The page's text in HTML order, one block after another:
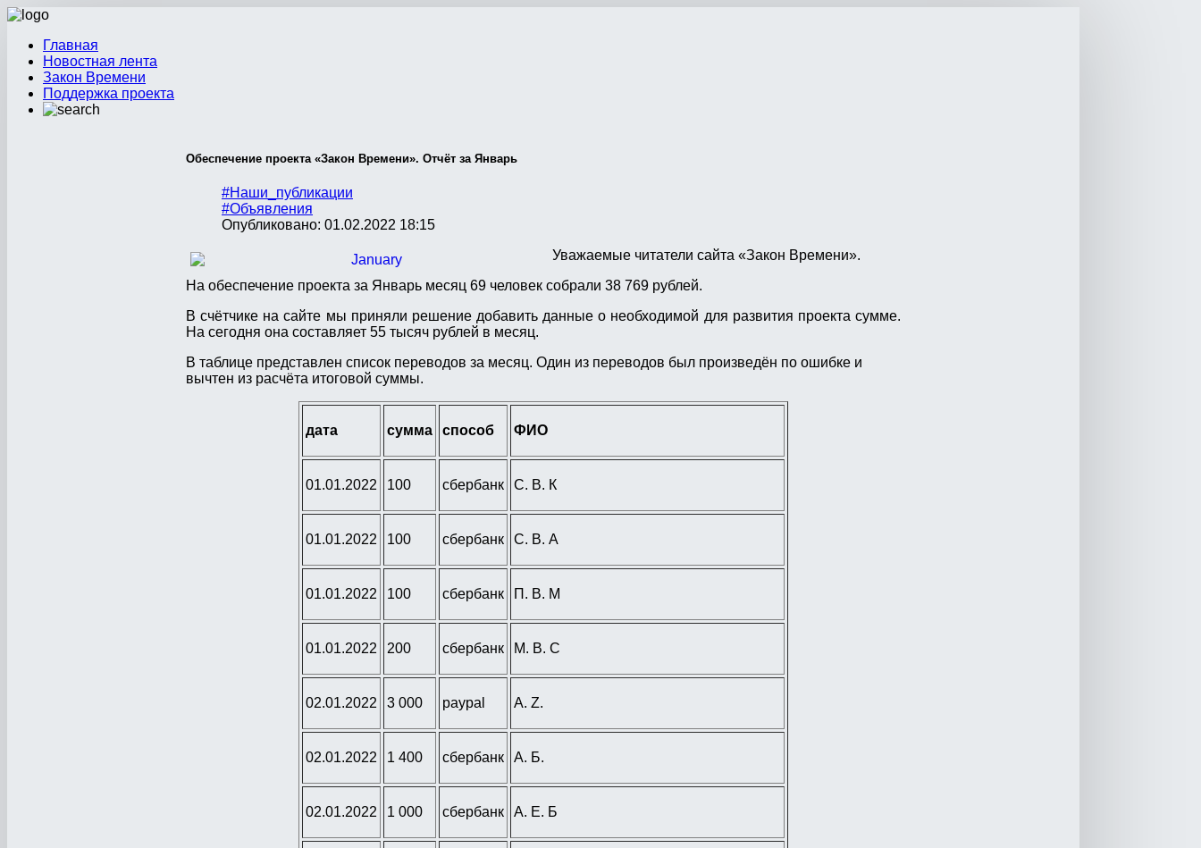
Главная
Новостная лента
Закон Времени
Поддержка проекта
Обеспечение проекта «Закон Времени». Отчёт за Январь
#Наши_публикации
#Объявления
Опубликовано: 01.02.2022 18:15
Уважаемые читатели сайта «Закон Времени».
На обеспечение проекта за Январь месяц 69 человек собрали 38 769 рублей.
В счётчике на сайте мы приняли решение добавить данные о необходимой для развития проекта сумме.
На сегодня она составляет 55 тысяч рублей в месяц.
В таблице представлен список переводов за месяц. Один из переводов был произведён по ошибке и
вычтен из расчёта итоговой суммы.
дата сумма способ ФИО
01.01.2022 100 сбербанк С. В. К
01.01.2022 100 сбербанк С. В. А
01.01.2022 100 сбербанк П. В. М
01.01.2022 200 сбербанк М. В. С
02.01.2022 3 000 paypal A. Z.
02.01.2022 1 400 сбербанк А. Б.
02.01.2022 1 000 сбербанк А. Е. Б